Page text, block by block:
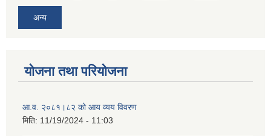
अन्य
योजना तथा परियोजना
आ.व. २०८१।८२ को आय व्यय विवरण
मिति: 11/19/2024 - 11:03